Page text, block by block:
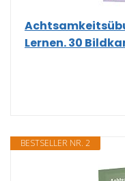
Lernen. 30
BESTSELLER NR. 2